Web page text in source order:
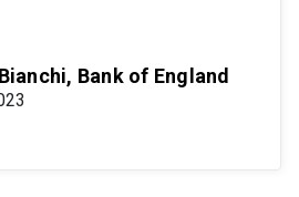
Bank of England